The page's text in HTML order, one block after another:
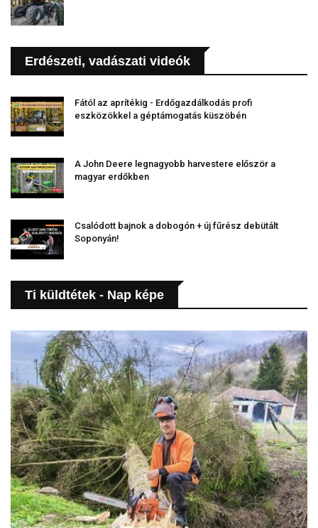
Erdészeti, vadászati videók
Fától az aprítékig - Erdőgazdálkodás profi
eszközökkel a géptámogatás küszöbén
A John Deere legnagyobb harvestere először a
magyar erdőkben
Csalódott bajnok a dobogón + új fűrész debütált
Soponyán!
Ti küldtétek - Nap képe